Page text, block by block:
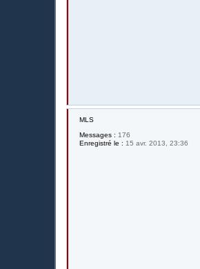
MLS
Messages : 176
Enregistré le : 15 avr. 2013, 23:36